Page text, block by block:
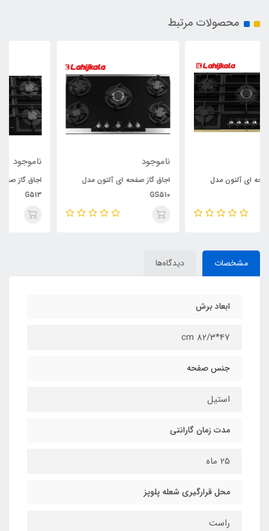
محصولات مرتبط
اجاق گاز صفحه ای آلتون مدل
اجاق گاز صفحه ای آلتون مدل
مشخصات دیدگاه‌ها
ابعاد برش
47*82/3 cm
جنس صفحه
استیل
مدت زمان گارانتی
25 ماه
محل قرارگیری شعله پلوپز
راست